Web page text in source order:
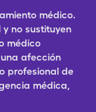
médico.
no sustituyen
médico
afección
profesional de
médica,